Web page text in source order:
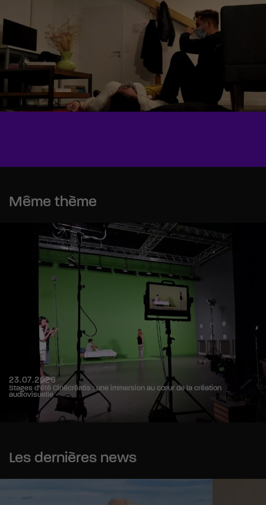
Même thème
23.07.2026
Stages d’été Cinécréatis : une immersion au cœur de la création
audiovisuelle
Les dernières news